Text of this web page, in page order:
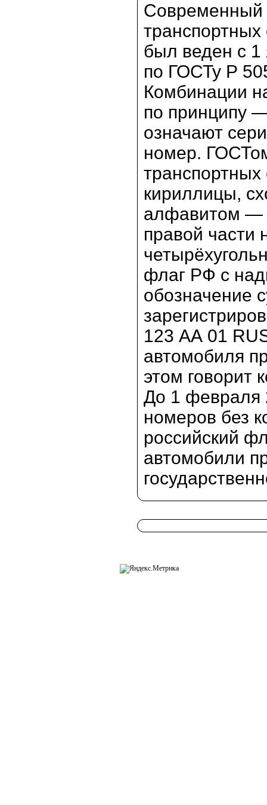
Современный
был веден с 1
по ГОСТу Р
Комбинации
по принципу
означают
номер.
кириллицы,
алфавитом —
правой части
флаг РФ с
обозначение
123 АА 01
автомобиля
этом говорит
До 1 февраля
номеров без
российский
автомобили